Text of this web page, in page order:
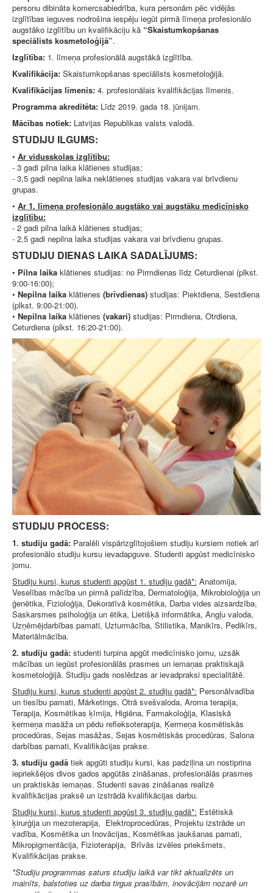
personu dibināta komercsabiedrība, kura personām pēc vidējās
izglītības ieguves nodrošina iespēju iegūt pirmā līmeņa profesionālo
augstāko izglītību un kvalifikāciju kā “Skaistumkopšanas
speciālists kosmetoloģijā”.
Izglītība: 1. līmeņa profesionālā augstākā izglītība.
Kvalifikācija: Skaistumkopšanas speciālists kosmetoloģijā.
Kvalifikācijas līmenis: 4. profesionālais kvalifikācijas līmenis.
Programma akreditēta: Līdz 2019. gada 18. jūnijam.
Mācības notiek: Latvijas Republikas valsts valodā.
STUDIJU ILGUMS:
• Ar vidusskolas izglītību:
- 3 gadi pilna laika klātienes studijas;
- 3,5 gadi nepilna laika neklātienes studijas vakara vai brīvdienu
grupas.
• Ar 1. līmeņa profesionālo augstāko vai augstāku medicīnisko
izglītību:
- 2 gadi pilna laikā klātienes studijas;
- 2,5 gadi nepilna laika studijas vakara vai brīvdienu grupas.
STUDIJU DIENAS LAIKA SADALĪJUMS:
• Pilna laika klātienes studijas: no Pirmdienas līdz Ceturdienai (plkst.
9:00-16:00);
• Nepilna laika klātienes (brīvdienas) studijas: Piektdiena, Sestdiena
(plkst. 9:00-21:00).
• Nepilna laika klātienes (vakari) studijas: Pirmdiena, Otrdiena,
Ceturdiena (plkst. 16:20-21:00).
STUDIJU PROCESS:
1. studiju gadā: Paralēli vispārizglītojošiem studiju kursiem notiek arī
profesionālo studiju kursu ievadapguve. Studenti apgūst medicīnisko
jomu.
Studiju kursi, kurus studenti apgūst 1. studiju gadā*: Anatomija,
Veselības mācība un pirmā palīdzība, Dermatoloģija, Mikrobioloģija un
ģenētika, Fizioloģija, Dekoratīvā kosmētika, Darba vides aizsardzība,
Saskarsmes psiholoģija un ētika, Lietišķā informātika, Angļu valoda,
Uzņēmējdarbības pamati, Uzturmācība, Stilistika, Manikīrs, Pedikīrs,
Materiālmācība.
2. studiju gadā: studenti turpina apgūt medicīnisko jomu, uzsāk
mācības un iegūst profesionālās prasmes un iemaņas praktiskajā
kosmetoloģijā. Studiju gads noslēdzas ar ievadpraksi specialitātē.
Studiju kursi, kurus studenti apgūst 2. studiju gadā*: Personālvadība
un tiesību pamati, Mārketings, Otrā svešvaloda, Aroma terapija,
Terapija, Kosmētikas ķīmija, Higiēna, Farmakoloģija, Klasiskā
ķermeņa masāža un pēdu refleksoterapija, Ķermeņa kosmētiskās
procedūras, Sejas masāžas, Sejas kosmētiskās procedūras, Salona
darbības pamati, Kvalifikācijas prakse.
3. studiju gadā tiek apgūti studiju kursi, kas padziļina un nostiprina
iepriekšējos divos gados apgūtās zināšanas, profesionālās prasmes
un praktiskās iemaņas. Studenti savas zināšanas realizē
kvalifikācijas praksē un izstrādā kvalifikācijas darbu.
Studiju kursi, kurus studenti apgūst 3. studiju gadā*: Estētiskā
ķirurģija un mezoterapija, Elektroprocedūras, Projektu izstrāde un
vadība, Kosmētika un Inovācijas, Kosmētikas jaukšanas pamati,
Mikropigmentācija, Fizioterapija, Brīvās izvēles priekšmets,
Kvalifikācijas prakse.
*Studiju programmas saturs studiju laikā var tikt aktualizēts un
mainīts, balstoties uz darba tirgus prasībām, inovācijām nozarē un